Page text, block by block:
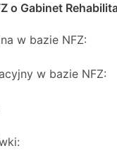
o Gabinet
w bazie NFZ:
w bazie NFZ: